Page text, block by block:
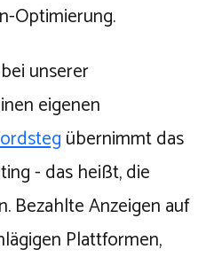
Optimierung.
unserer
eigenen
übernimmt das
- das heißt, die
Bezahlte Anzeigen auf
Plattformen,